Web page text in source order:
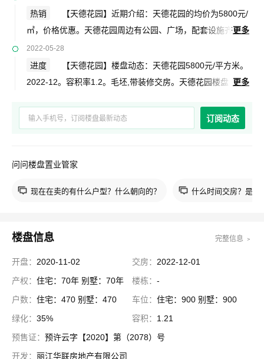
热销
更多
【天德花园】近期介绍：天德花园的均价为5800元/
㎡，价格优惠。天德花园周边有公园、广场，配套设施齐
全，出行方便，非常适合居住。天德花园地址：玉龙纳西族自
治县黄山镇文华居委会庆云西路。获取更多优惠信息，请订阅
楼盘动态。
2022-05-28
进度
更多
【天德花园】楼盘动态：天德花园5800元/平方米。
2022-12。容积率1.2。毛坯,带装修交房。天德花园楼盘
园绿化率35%。项目规划建设470户。天德花园项目为低层。
敬请关注。了解项目更多信息请拨打400电话免费咨询。
订阅动态
问问楼盘置业管家
现在在卖的有什么户型？什么朝向的？ 什么时间交房？是现
楼盘信息 完整信息 ﹥
开盘： 2020-11-02 交房： 2022-12-01
产权： 住宅：70年 别墅：70年 楼栋： -
户数： 住宅：470 别墅：470 车位： 住宅：900 别墅：900
绿化： 35% 容积： 1.21
预售证： 预许云字【2020】第（2078）号
开发： 丽江华联房地产有限公司